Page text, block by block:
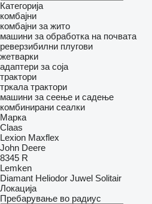
Категорија
комбајни
комбајни за жито
машини за обработка на почвата
реверзибилни плугови
жетварки
адаптери за соја
трактори
тркала трактори
машини за сеење и садење
комбинирани сеалки
Марка
Claas
Lexion Maxflex
John Deere
8345 R
Lemken
Diamant Heliodor Juwel Solitair
Локација
Пребарување во радиус